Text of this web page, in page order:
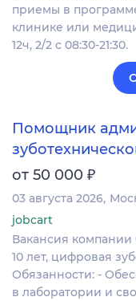
приемы в
клинике или
12ч, 2/2 с 08:30-21:30.
Помощник
от 50 000 ₽
03 августа 2026
jobcart
Вакансия
10 лет, цифровая
Обязанности: -
в лаборатории и